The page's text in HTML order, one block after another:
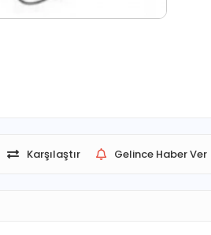
Karşılaştır Gelince Haber Ver